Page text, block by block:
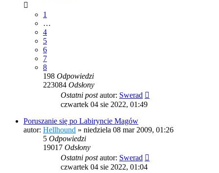
1
…
4
5
6
7
8
198 Odpowiedzi
223084 Odsłony
Ostatni postautor: Swerad
czwartek 04 sie 2022, 01:49
Poruszanie się po Labiryncie Magów
autor: Hellhound » niedziela 08 mar 2009, 01:26
5 Odpowiedzi
19017 Odsłony
Ostatni postautor: Swerad
czwartek 04 sie 2022, 01:04